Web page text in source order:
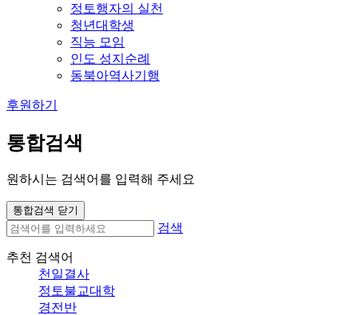
정토행자의 실천
청년대학생
직능 모임
인도 성지순례
동북아역사기행
후원하기
통합검색
원하시는 검색어를 입력해 주세요
통합검색 닫기
검색
추천 검색어
천일결사
정토불교대학
경전반